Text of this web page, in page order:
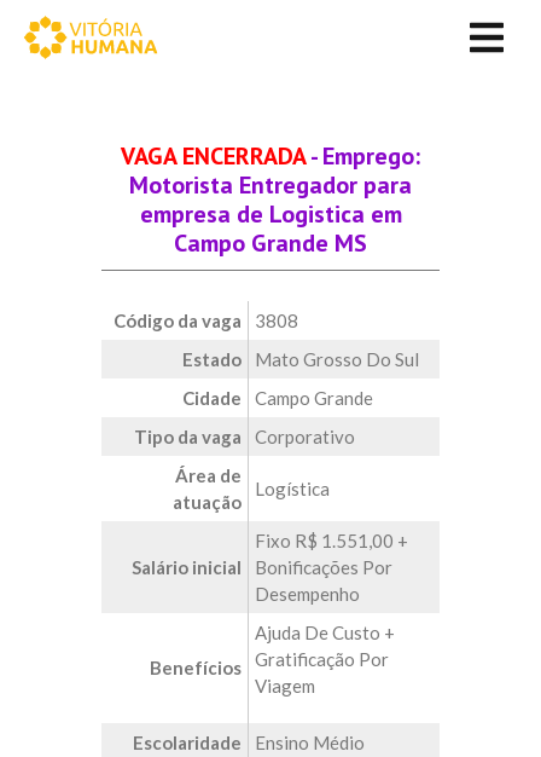
VAGA ENCERRADA- Emprego:
Motorista Entregador para
empresa de Logistica em
Campo Grande MS
Código da vaga
3808
Estado
Mato Grosso Do Sul
Cidade
Campo Grande
Tipo da vaga
Corporativo
Área de
atuação
Logística
Salário inicial
Fixo R$ 1.551,00 +
Bonificações Por
Desempenho
Benefícios
Ajuda De Custo +
Gratificação Por
Viagem
Escolaridade
Ensino Médio